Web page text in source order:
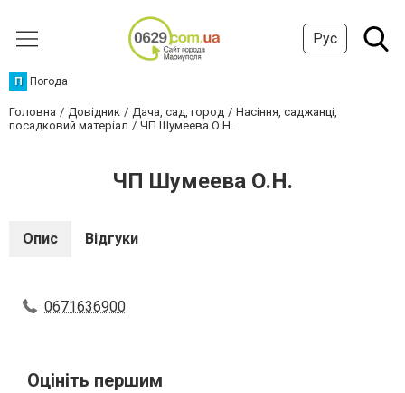
Рус
П Погода
Головна Довідник Дача, сад, город
Насіння, саджанці,
посадковий матеріал
ЧП Шумеева О.Н.
ЧП Шумеева О.Н.
Опис Відгуки
0671636900
Оцініть першим